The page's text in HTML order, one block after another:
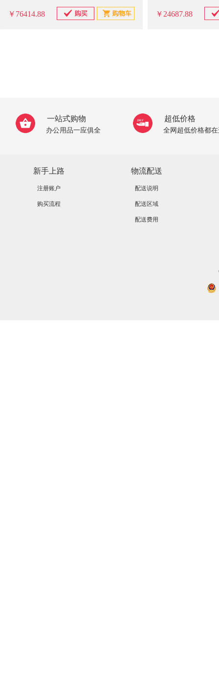
￥76414.88 ￥24687.88
一站式购物
办公用品一应俱全
超低价格
全网超低价格都
新手上路
注册账户
购买流程
物流配送
配送说明
配送区域
配送费用